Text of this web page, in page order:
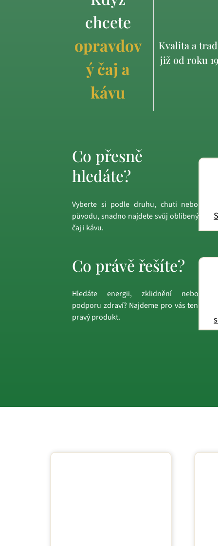
chcete
opravdov
ý čaj a
kávu
Kvalita a
již od roku
Co přesně
hledáte?
Vyberte si podle druhu, chuti nebo
původu, snadno najdete svůj oblíbený
čaj i kávu.
Co právě řešíte?
Hledáte energii, zklidnění nebo
podporu zdraví? Najdeme pro vás ten
pravý produkt.